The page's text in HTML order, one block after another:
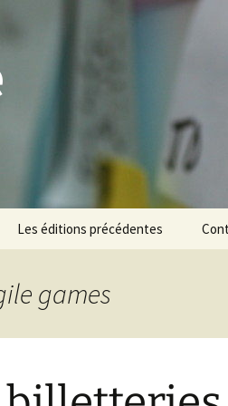
Les éditions précédentes
games